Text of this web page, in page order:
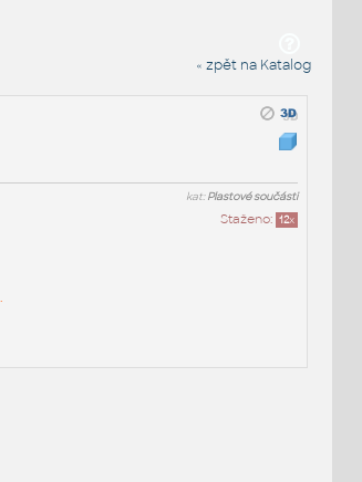
« zpět na Katalog
kat:Plastové součásti
Staženo: 12x